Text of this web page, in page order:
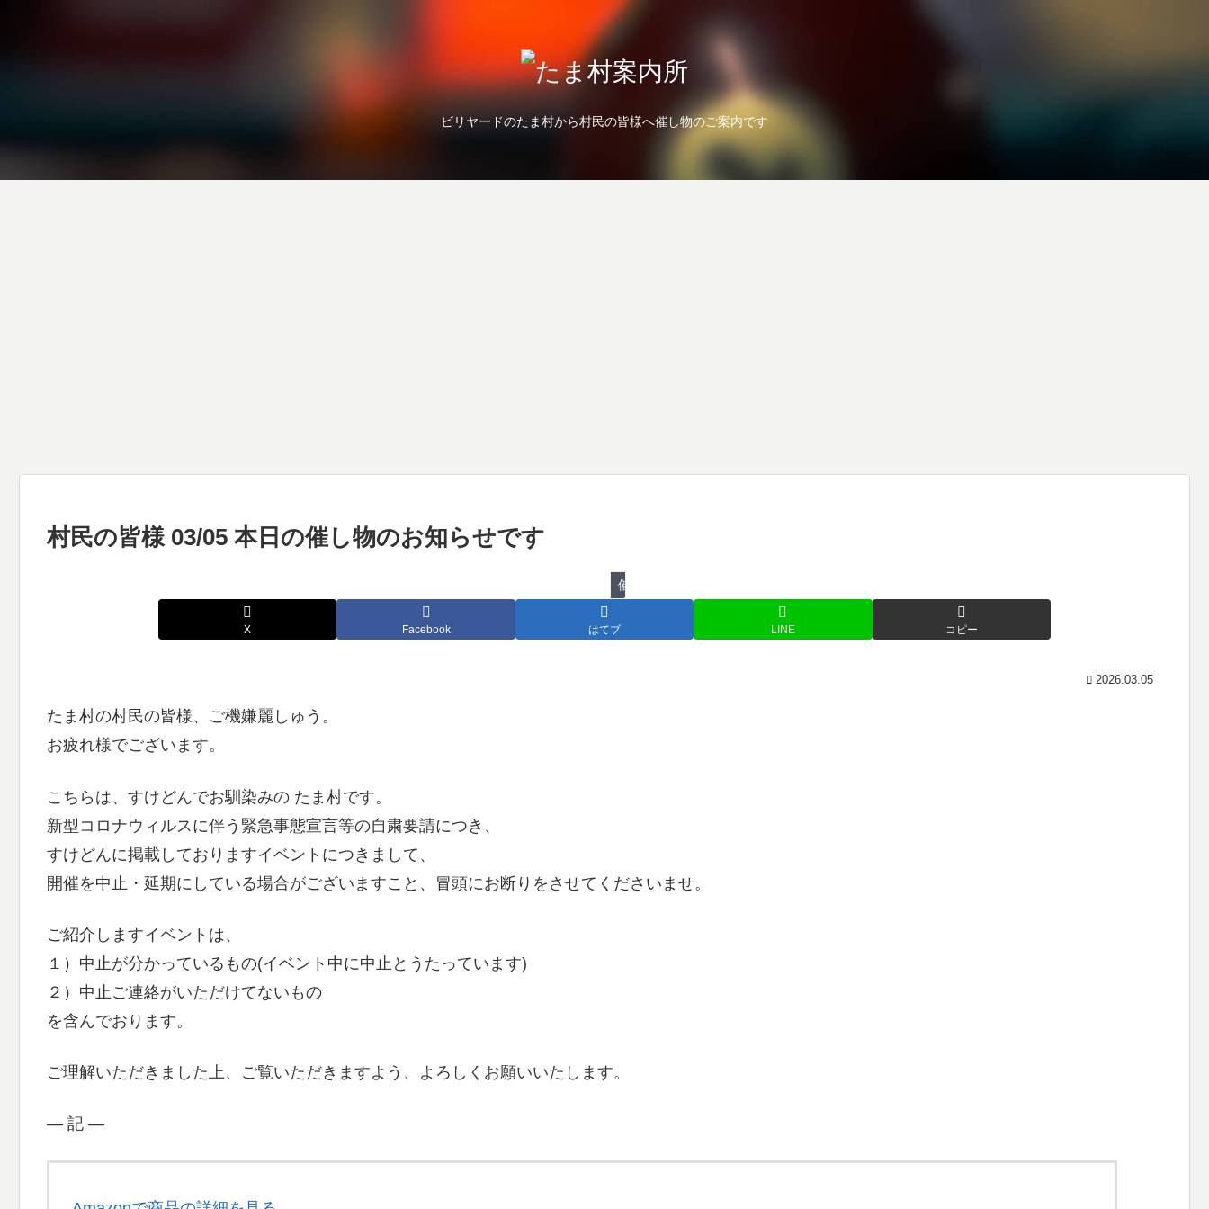
ビリヤードのたま村から村民の皆様へ催し物のご案内です
村民の皆様 03/05 本日の催し物のお知らせです
催し物
X Facebook はてブ LINE コピー
2026.03.05
たま村の村民の皆様、ご機嫌麗しゅう。
お疲れ様でございます。
こちらは、すけどんでお馴染みの たま村です。
新型コロナウィルスに伴う緊急事態宣言等の自粛要請につき、
すけどんに掲載しておりますイベントにつきまして、
開催を中止・延期にしている場合がございますこと、冒頭にお断りをさせてくださいませ。
ご紹介しますイベントは、
１）中止が分かっているもの(イベント中に中止とうたっています)
２）中止ご連絡がいただけてないもの
を含んでおります。
ご理解いただきました上、ご覧いただきますよう、よろしくお願いいたします。
― 記 ―